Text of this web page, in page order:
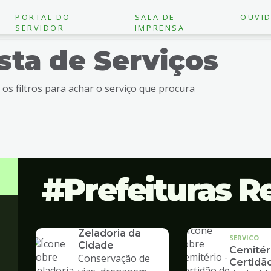
PORTAL DO
SERVIDOR
SALA DE
IMPRENSA
de Serviços
os filtros para achar o serviço que procura
Prefeituras
Zeladoria da
Cidade
Conservação de
SERVICO